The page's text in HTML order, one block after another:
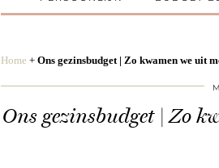
Home + Ons gezinsbudget | Zo kwamen we uit
Ons gezinsbudget | Zo